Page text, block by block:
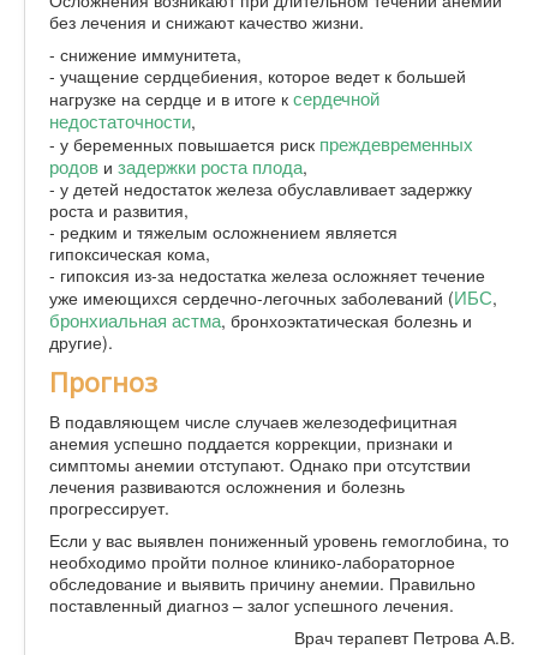
без лечения и снижают качество жизни.
- снижение иммунитета,
- учащение сердцебиения, которое ведет к большей
нагрузке на сердце и в итоге к сердечной
недостаточности,
- у беременных повышается риск преждевременных
родов и задержки роста плода,
- у детей недостаток железа обуславливает задержку
роста и развития,
- редким и тяжелым осложнением является
гипоксическая кома,
- гипоксия из-за недостатка железа осложняет течение
уже имеющихся сердечно-легочных заболеваний (ИБС,
бронхиальная астма, бронхоэктатическая болезнь и
другие).
Прогноз
В подавляющем числе случаев железодефицитная
анемия успешно поддается коррекции, признаки и
симптомы анемии отступают. Однако при отсутствии
лечения развиваются осложнения и болезнь
прогрессирует.
Если у вас выявлен пониженный уровень гемоглобина, то
необходимо пройти полное клинико-лабораторное
обследование и выявить причину анемии. Правильно
поставленный диагноз – залог успешного лечения.
Врач терапевт Петрова А.В.